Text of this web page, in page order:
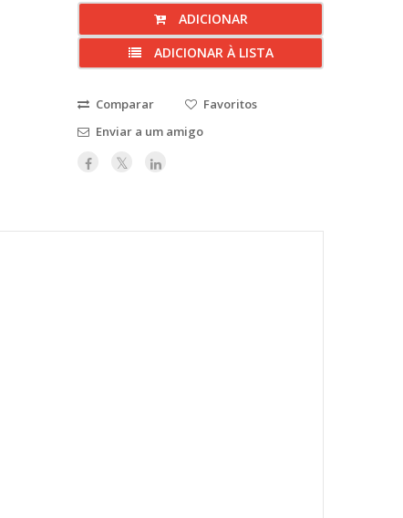
ADICIONAR
ADICIONAR À LISTA
Comparar
Favoritos
Enviar a um amigo